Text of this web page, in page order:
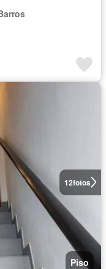
12fotos
Piso